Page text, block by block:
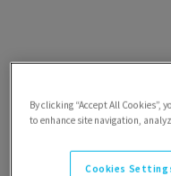
By clicking “Accept All Cookies”,
to enhance site navigation,
Cookies